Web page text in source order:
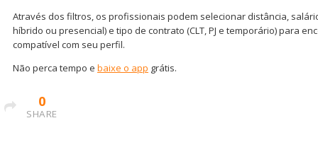
Através dos filtros, os profissionais podem selecionar distância,
híbrido ou presencial) e tipo de contrato (CLT, PJ e temporário) para
compatível com seu perfil.
Não perca tempo e baixe o app grátis.
0
SHARE